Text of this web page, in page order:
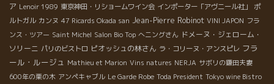
ア Lenoir 1989 東京神田・リショームワイン会 インポーター「アヴニール社」
ポ
ルトガル カンヌ 47 Ricards Okada san Jean-Pierre Robinot VINI JAPON フラ
ンス・ツアー Saint Michel Salon Bio Top へニングさん ドメーヌ・ジェローム・
ソリーニ パリのビストロ ピオッシュの林さん ラ・コリーヌ・アンスピレ フラ
ール・ルージュ Mathieu et Marion Vins natures NERJA サボリの鎌田夫妻
600年の栗の木 アンペキャブル Le Garde Robe Toda President Tokyo wine Bistro